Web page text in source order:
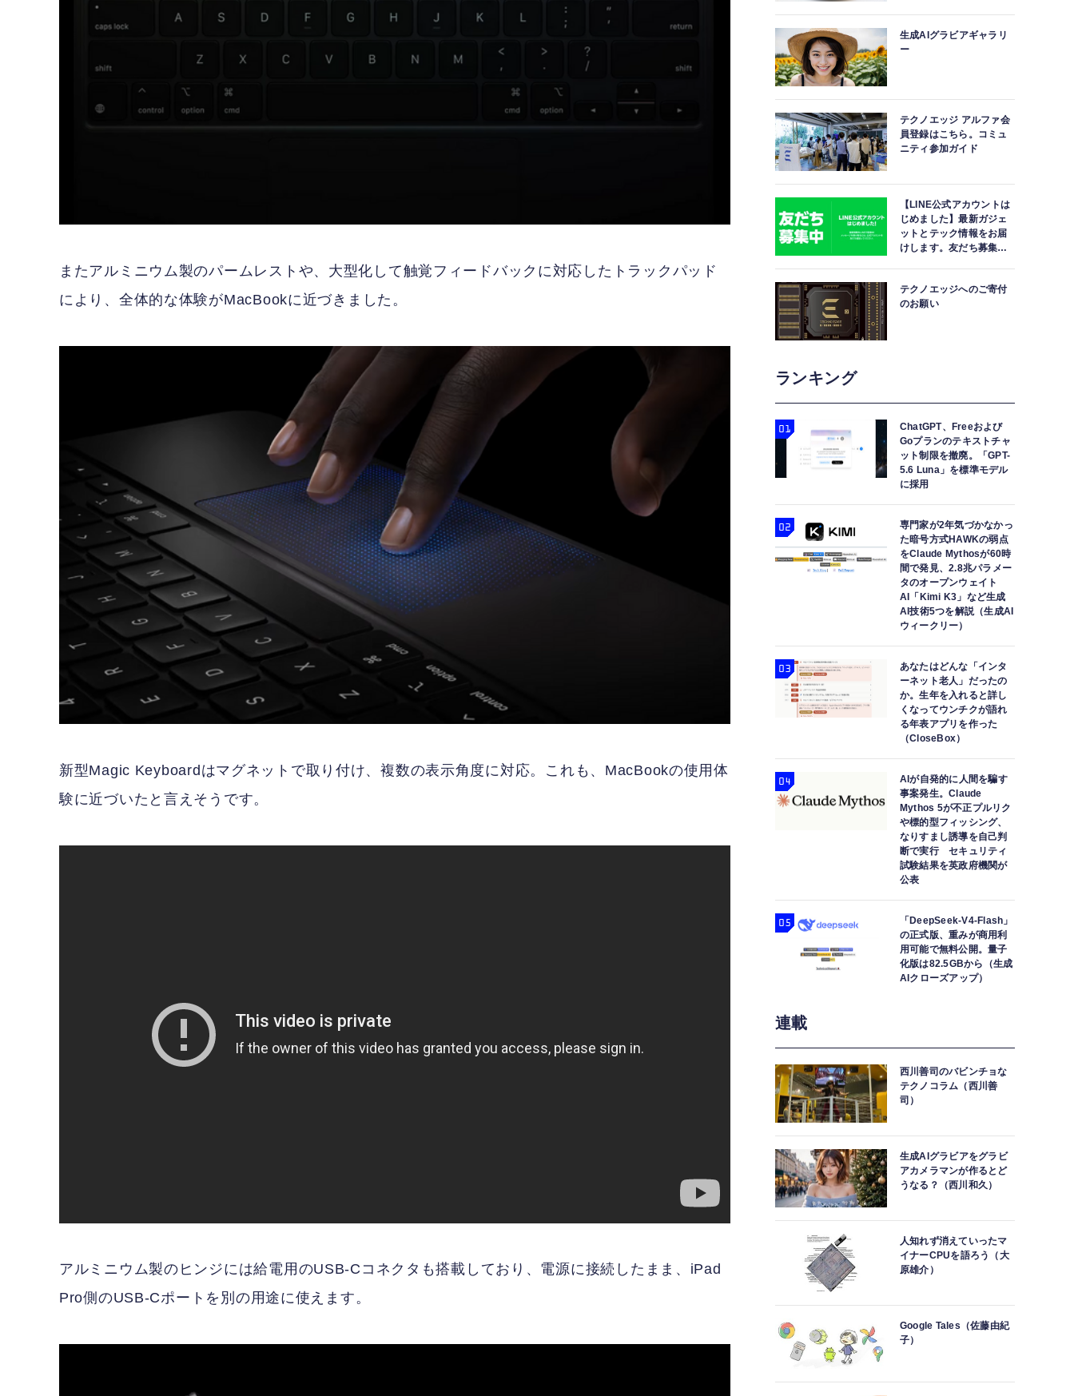
またアルミニウム製のパームレストや、大型化して触覚フィードバックに対応したトラックパッド
により、全体的な体験がMacBookに近づきました。
新型Magic Keyboardはマグネットで取り付け、複数の表示角度に対応。これも、MacBookの使用体
験に近づいたと言えそうです。
アルミニウム製のヒンジには給電用のUSB-Cコネクタも搭載しており、電源に接続したまま、iPad
Pro側のUSB-Cポートを別の用途に使えます。
生成AIグラビアギャラリ
ー
テクノエッジ アルファ会
員登録はこちら。コミュ
ニティ参加ガイド
【LINE公式アカウントは
じめました】最新ガジェ
ットとテック情報をお届
けします。友だち募集
テクノエッジへのご寄付
のお願い
ランキング
ChatGPT、Freeおよび
Goプランのテキストチャ
ット制限を撤廃。「GPT-
5.6 Luna」を標準モデル
に採用
専門家が2年気づかなかっ
た暗号方式HAWKの弱点
をClaude Mythosが60時
間で発見、2.8兆パラメー
タのオープンウェイト
AI「Kimi K3」など生成
AI技術5つを解説（生成AI
ウィークリー）
あなたはどんな「インタ
ーネット老人」だったの
か。生年を入れると詳し
くなってウンチクが語れ
る年表アプリを作った
（CloseBox）
AIが自発的に人間を騙す
事案発生。Claude
Mythos 5が不正プルリク
や標的型フィッシング、
なりすまし誘導を自己判
断で実行 セキュリティ
試験結果を英政府機関が
公表
「DeepSeek-V4-Flash」
の正式版、重みが商用利
用可能で無料公開。量子
化版は82.5GBから（生成
AIクローズアップ）
連載
西川善司のバビンチョな
テクノコラム（西川善
司）
生成AIグラビアをグラビ
アカメラマンが作るとど
うなる？（西川和久）
人知れず消えていったマ
イナーCPUを語ろう（大
原雄介）
Google Tales（佐藤由紀
子）